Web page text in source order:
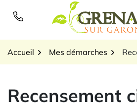
Logo
Accueil Mes démarches
Recensement